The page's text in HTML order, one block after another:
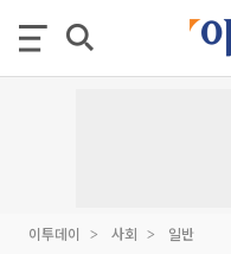
이투데이 사회 일반